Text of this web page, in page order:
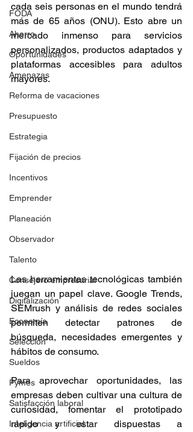
FODA
Ahorro
Oportunidades
Amenazas
Reforma de vacaciones
Presupuesto
Estrategia
Fijación de precios
Incentivos
Emprender
Planeación
Observador
Talento
Consejero empresarial
Digitalización
Economía
Selección
Sueldos
Pymes
Satisfacción laboral
Inteligencia artificial
cada seis personas en el mundo tendrá
más de 65 años (ONU). Esto abre un
mercado inmenso para servicios
personalizados, productos adaptados y
plataformas accesibles para adultos
mayores.
Las herramientas tecnológicas también
juegan un papel clave. Google Trends,
SEMrush y análisis de redes sociales
permiten detectar patrones de
búsqueda, necesidades emergentes y
hábitos de consumo.
Para aprovechar oportunidades, las
empresas deben cultivar una cultura de
curiosidad, fomentar el prototipado
rápido y estar dispuestas a